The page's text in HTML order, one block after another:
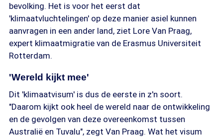
bevolking. Het is voor het eerst dat
'klimaatvluchtelingen' op deze manier asiel kunnen
aanvragen in een ander land, ziet Lore Van Praag,
expert klimaatmigratie van de Erasmus Universiteit
Rotterdam.
'Wereld kijkt mee'
Dit 'klimaatvisum' is dus de eerste in z'n soort.
"Daarom kijkt ook heel de wereld naar de ontwikkeling
en de gevolgen van deze overeenkomst tussen
Australië en Tuvalu", zegt Van Praag. Wat het visum